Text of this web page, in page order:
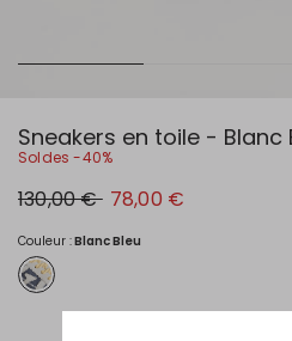
Sneakers en toile - Blanc
Soldes -40%
Prix
original
€
130,00 € Nouveau
prix
€
78,00 €
Couleur :Blanc Bleu